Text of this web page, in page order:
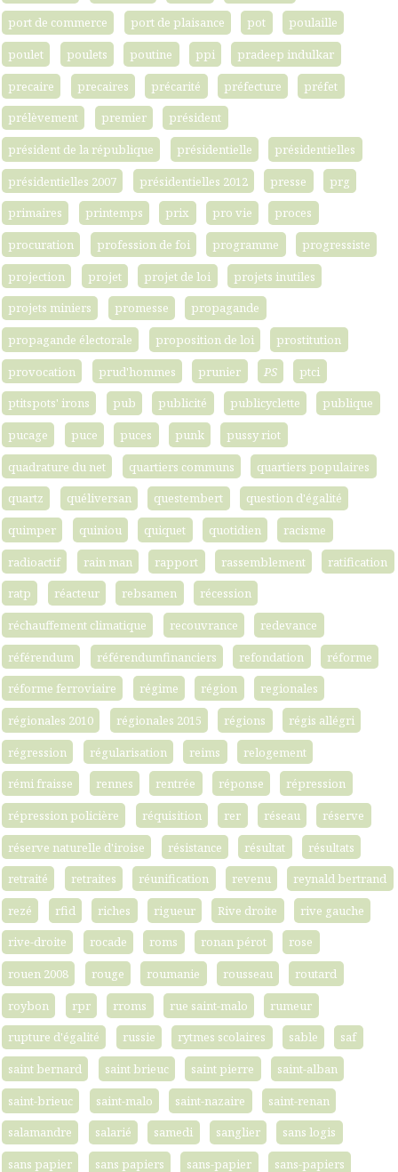
port de commerce
port de plaisance pot
poulaille
poulet
poulets poutine ppi
pradeep indulkar
precaire
precaires précarité préfecture
préfet
prélèvement
premier
président
président de la république
présidentielle
présidentielles
présidentielles 2007
présidentielles 2012 presse
prg
primaires
printemps prix pro vie
proces
procuration
profession de foi programme
progressiste
projection
projet projet de loi
projets inutiles
projets miniers
promesse
propagande
propagande électorale
proposition de loi
prostitution
provocation
prud'hommes prunier PS
ptci
ptitspots' irons
pub publicité publicyclette
publique
pucage
puce puces punk
pussy riot
quadrature du net
quartiers communs
quartiers populaires
quartz
quéliversan questembert
question d'égalité
quimper
quiniou quiquet quotidien
racisme
radioactif
rain man rapport rassemblement
ratification
ratp
réacteur rebsamen
récession
réchauffement climatique
recouvrance
redevance
référendum
référendumfinanciers refondation
réforme
réforme ferroviaire
régime région
regionales
régionales 2010
régionales 2015 régions
régis allégri
régression
régularisation reims
relogement
rémi fraisse
rennes rentrée réponse
répression
répression policière
réquisition rer réseau
réserve
réserve naturelle d'iroise
résistance résultat
résultats
retraité
retraites réunification revenu
reynald bertrand
rezé
rfid riches rigueur Rive droite
rive gauche
rive-droite
rocade roms ronan pérot
rose
rouen 2008
rouge roumanie rousseau
routard
roybon
rpr rroms rue saint-malo
rumeur
rupture d'égalité
russie rytmes scolaires sable
saf
saint bernard
saint brieuc saint pierre
saint-alban
saint-brieuc
saint-malo saint-nazaire
saint-renan
salamandre
salarié samedi sanglier
sans logis
sans papier
sans papiers sans-papier sans-papiers